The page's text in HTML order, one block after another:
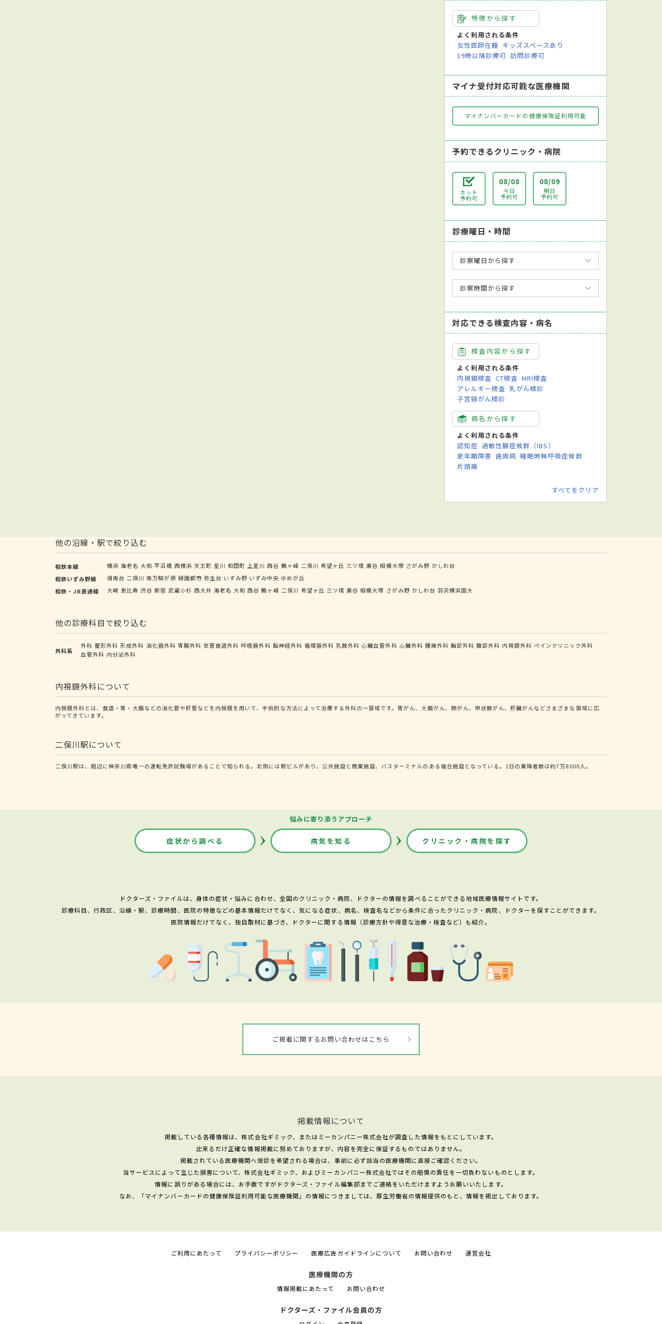
特徴から探す
よく利用される条件
女性医師在籍 キッズスペースあり
19時以降診療可 訪問診療可
マイナ受付対応可能な医療機関
マイナンバーカードの健康保険証利用可能
予約できるクリニック・病院
ネット
予約可
08/08
今日
予約可
08/09
明日
予約可
診療曜日・時間
診察曜日から探す
診察時間から探す
対応できる検査内容・病名
検査内容から探す
よく利用される条件
内視鏡検査 CT検査 MRI検査
アレルギー検査 乳がん検診
子宮頸がん検診
病名から探す
よく利用される条件
認知症 過敏性腸症候群（IBS）
更年期障害 歯周病 睡眠時無呼吸症候群
片頭痛
すべてをクリア
他の沿線・駅で絞り込む
相鉄本線 横浜 海老名 大和 平沼橋 西横浜 天王町 星川 和田町 上星川 西谷 鶴ヶ峰 二俣川 希望ヶ丘 三ツ境 瀬谷 相模大塚 さがみ野 かしわ台
相鉄いずみ野線
湘南台 二俣川 南万騎が原 緑園都市 弥生台 いずみ野 いずみ中央 ゆめが丘
相鉄・JR直通線
大崎 恵比寿 渋谷 新宿 武蔵小杉 西大井 海老名 大和 西谷 鶴ヶ峰 二俣川 希望ヶ丘 三ツ境 瀬谷 相模大塚 さがみ野 かしわ台 羽沢横浜国大
他の診療科目で絞り込む
外科系
外科 整形外科 形成外科 消化器外科 胃腸外科 気管食道外科 呼吸器外科 脳神経外科 循環器外科 乳腺外科 心臓血管外科 心臓外科 腫瘍外科 胸部外科 腹部外科 内視鏡外科 ペインクリニック外科
血管外科 内分泌外科
内視鏡外科について
内視鏡外科とは、食道・胃・大腸などの消化管や肝管などを内視鏡を用いて、手術的な方法によって治療する外科の一領域です。胃がん、大腸がん、肺がん、甲状腺がん、肝臓がんなどさまざまな領域に広
がってきています。
二俣川駅について
二俣川駅は、周辺に神奈川県唯一の運転免許試験場があることで知られる。北側には駅ビルがあり、公共施設と商業施設、バスターミナルのある複合施設となっている。1日の乗降者数は約7万8000人。
悩みに寄り添うアプローチ
症状から調べる 病気を知る クリニック・病院を探す
ドクターズ・ファイルは、身体の症状・悩みに合わせ、全国のクリニック・病院、ドクターの情報を調べることができる地域医療情報サイトです。
診療科目、行政区、沿線・駅、診療時間、医院の特徴などの基本情報だけでなく、気になる症状、病名、検査名などから条件に合ったクリニック・病院、ドクターを探すことができます。
医院情報だけでなく、独自取材に基づき、ドクターに関する情報（診療方針や得意な治療・検査など）も紹介。
ご掲載に関するお問い合わせはこちら
掲載情報について
掲載している各種情報は、株式会社ギミック、またはミーカンパニー株式会社が調査した情報をもとにしています。
出来るだけ正確な情報掲載に努めておりますが、内容を完全に保証するものではありません。
掲載されている医療機関へ受診を希望される場合は、事前に必ず該当の医療機関に直接ご確認ください。
当サービスによって生じた損害について、株式会社ギミック、およびミーカンパニー株式会社ではその賠償の責任を一切負わないものとします。
情報に誤りがある場合には、お手数ですがドクターズ・ファイル編集部までご連絡をいただけますようお願いいたします。
なお、「マイナンバーカードの健康保険証利用可能な医療機関」の情報につきましては、厚生労働省の情報提供のもと、情報を掲出しております。
ご利用にあたって プライバシーポリシー 医療広告ガイドラインについて お問い合わせ 運営会社
医療機関の方
情報掲載にあたって お問い合わせ
ドクターズ・ファイル会員の方